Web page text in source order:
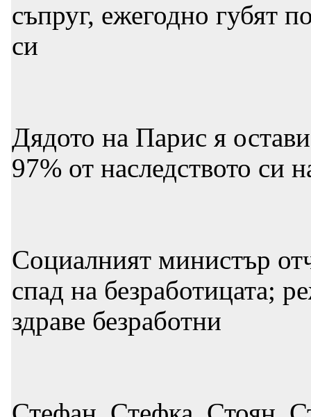
съпруг, ежегодно губят
си
Дядото на Парис я
97% от наследството си
Социалният министър
спад на безработицата;
здраве безработни